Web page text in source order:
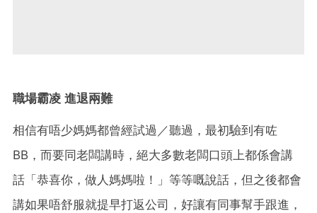
職場霸凌 進退兩難
相信有唔少媽媽都曾經試過／聽過，最初驗到有咗
BB ，而要同老闆講時，絕大多數老闆口頭上都係會講
話「恭喜你，做人媽媽啦！」等等嘅說話，但之後都會
講如果唔舒服就提早打返公司，好讓有同事幫手跟進，